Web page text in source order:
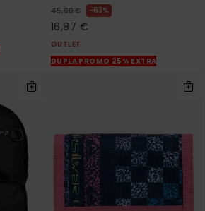
45,00 € 63%
16,87 €
OUTLET
DUPLA PROMO 25% EXTRA